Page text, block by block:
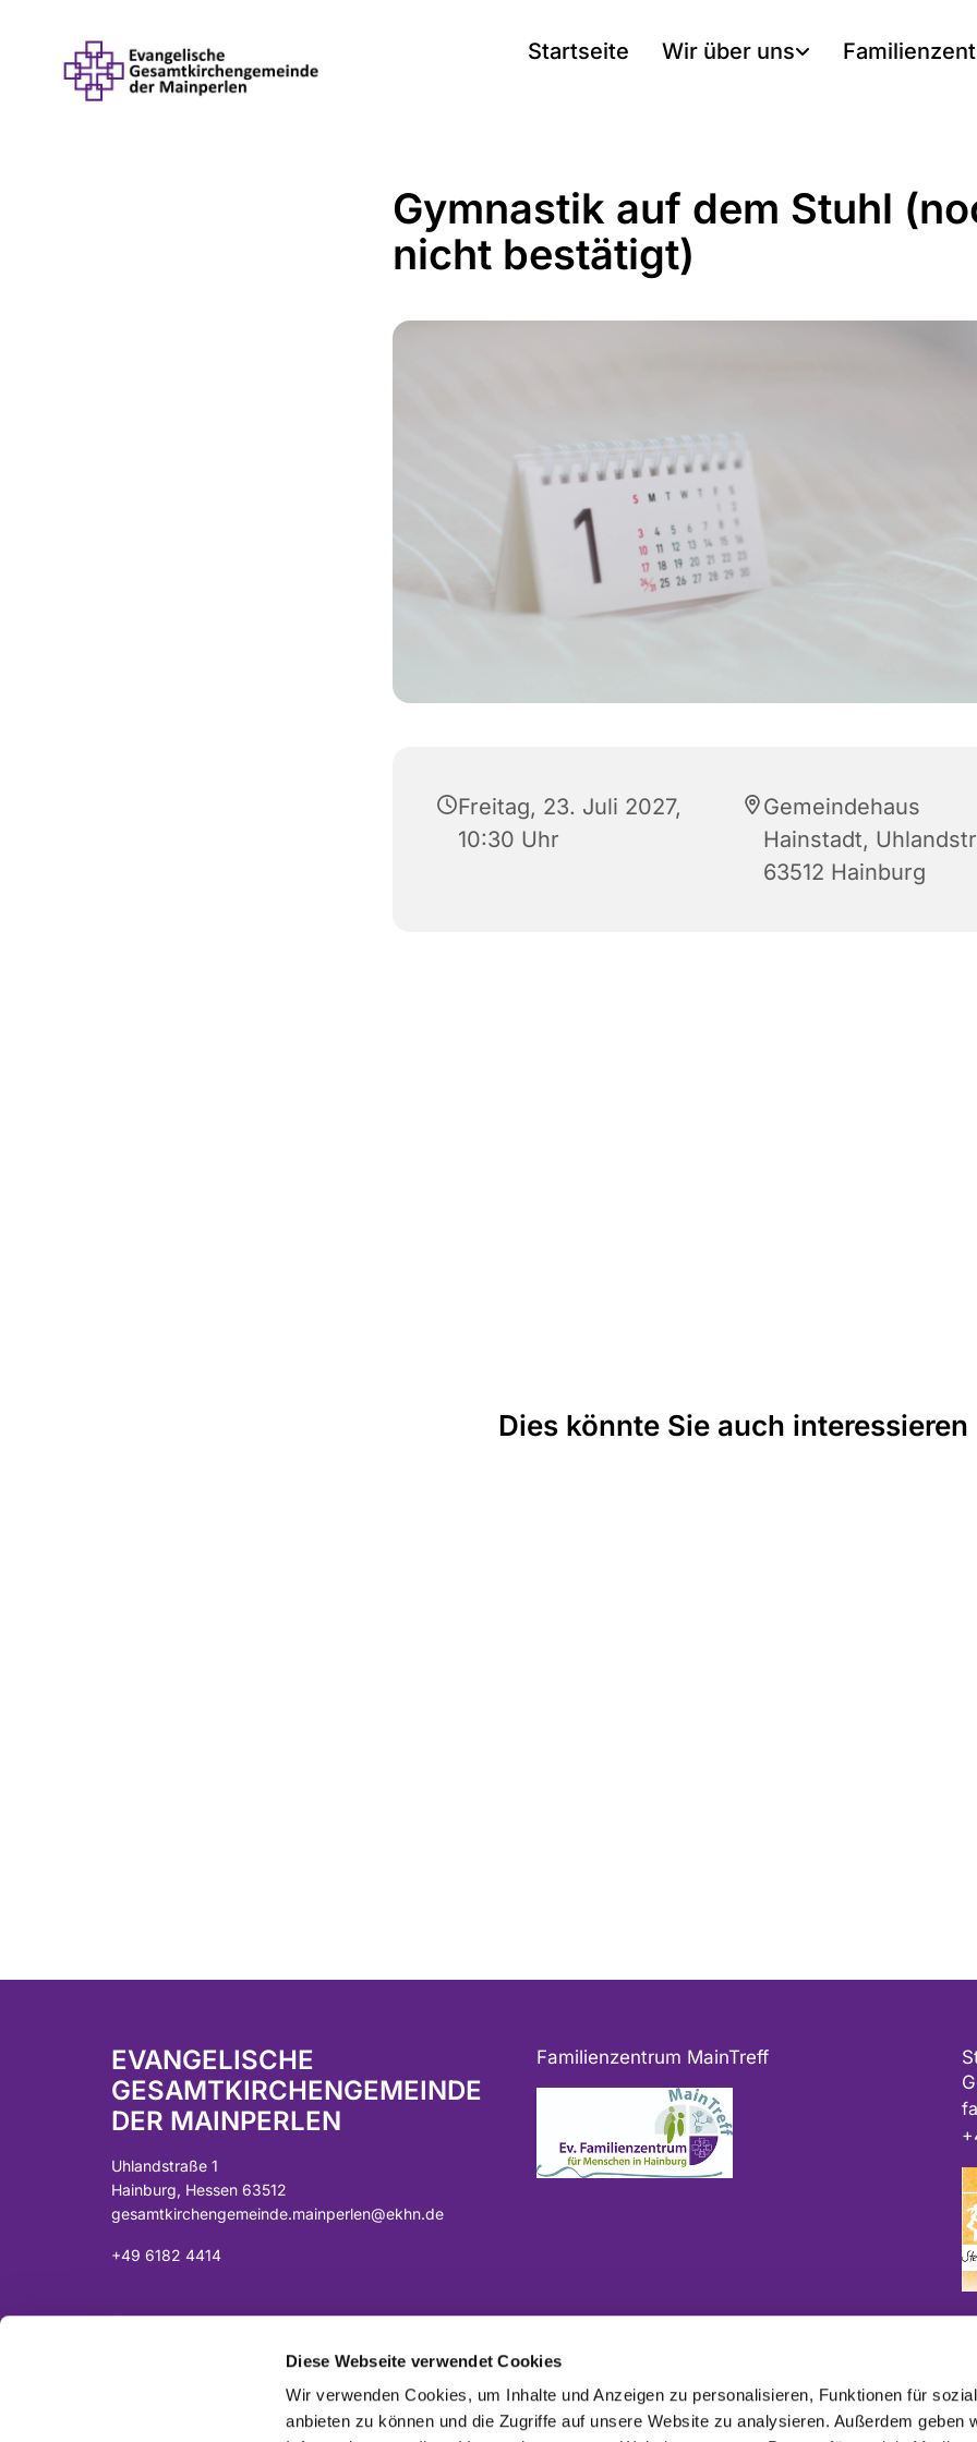
Diese Webseite verwendet Cookies
Wir verwenden Cookies, um Inhalte und Anzeigen zu personalisieren, Funktionen für
anbieten zu können und die Zugriffe auf unsere Website zu analysieren. Außerdem geben
Startseite Wir über uns
Gymnastik auf dem Stuhl
nicht bestätigt)
Freitag, 23. Juli 2027,
10:30 Uhr
Gemeindehaus
Hainstadt,
63512 Hainburg
Dies könnte Sie auch interessieren
EVANGELISCHE
GESAMTKIRCHENGEMEINDE
DER MAINPERLEN
Uhlandstraße 1
Hainburg, Hessen 63512
gesamtkirchengemeinde.mainperlen@ekhn.de
+49 6182 4414
Spendenkonto:
DE07 5065 2124 0001 0040 43
Sparkasse Langen-Seligenstadt
Familienzentrum MainTreff
ggf. das Projekt und/oder die Kirchengemeinde an.